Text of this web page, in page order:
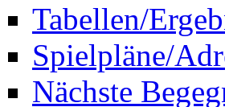
Tabellen/
Spielpläne/
Nächste